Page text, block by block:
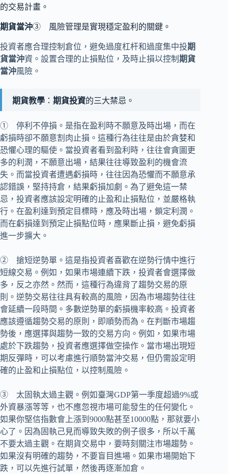
的交易計畫。
期貨當沖③ 風險管理是實現穩定盈利的關鍵。
投資者應合理控制倉位，避免過度杠杆和過度集中投期
貨當沖資。設置合理的止損點位，及時止損以控制 期貨
當沖風險。
期貨教學 ： 期貨投資的三大禁忌。
① 停利不停損。是指在盈利時不願意及時出場，而在
虧損時卻不願意割肉止損。這種行為往往是由於貪婪和
恐懼心理的驅使。當投資者看到盈利時，往往會貪圖更
多的利潤，不願意出場，結果往往導致盈利的機會流
失。而當投資者遭遇虧損時，往往因為恐懼而不願意承
認錯誤，堅持持倉，結果虧損加劇。為了避免這一禁
忌，投資者應該設定明確的止盈和止損點位，並嚴格執
行。在盈利達到預定目標時，應及時出場，鎖定利潤。
而在虧損達到預定止損點位時，應果斷止損，避免虧損
進一步擴大。
② 搶短逆勢單。這是指投資者喜歡在逆勢行情中進行
短線交易。例如，如果市場連續下跌，投資者會選擇做
多，反之亦然。然而，這種行為違背了趨勢交易的原
則。逆勢交易往往具有較高的風險，因為市場趨勢往往
會延續一段時間。多數逆勢單的虧損機率較高。投資者
應該遵循趨勢交易的原則，即順勢而為。在判斷市場趨
勢後，應選擇與趨勢一致的交易方向。例如，如果市場
處於下跌趨勢，投資者應選擇做空操作。當市場出現短
期反彈時，可以考慮進行順勢當沖交易，但仍需設定明
確的止盈和止損點位，以控制風險。
③ 太固執太過主觀。例如臺灣GDP第一季度超過9%或
外資暴漲等等，也不應忽視市場可能發生的任何變化。
如果你堅信指數會上漲到9000點甚至10000點，那就要小
心了。因為固執己見而導致失敗的例子很多，所以千萬
不要太過主觀。在期貨交易中，要時刻關注市場趨勢。
如果沒有明確的趨勢，不要盲目進場。如果市場開始下
跌，可以先進行試單，然後再逐漸加倉。